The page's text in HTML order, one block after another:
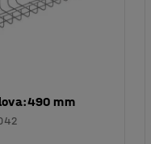
mm